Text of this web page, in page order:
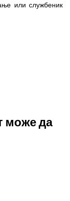
или службеник
може да